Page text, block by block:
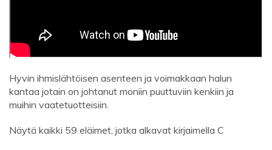
Hyvin ihmislähtöisen asenteen ja voimakkaan halun
kantaa jotain on johtanut moniin puuttuviin kenkiin ja
muihin vaatetuotteisiin.
Näytä kaikki 59 eläimet, jotka alkavat kirjaimella C